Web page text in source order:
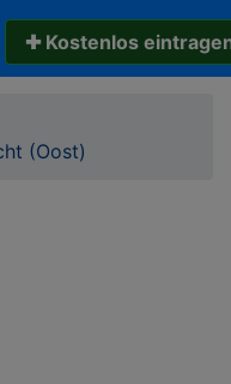
✚ Kostenlos
(Oost)